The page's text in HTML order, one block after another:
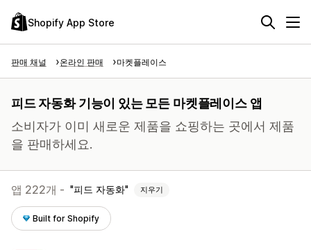
Shopify App Store
판매 채널 온라인 판매 마켓플레이스
피드 자동화 기능이 있는 모든 마켓플레이스 앱
소비자가 이미 새로운 제품을 쇼핑하는 곳에서 제품
을 판매하세요.
앱 222개 - 피드 자동화 지우기
Built for Shopify